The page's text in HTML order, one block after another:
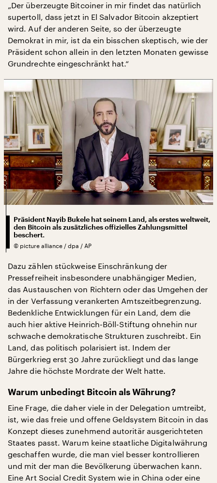
„Der überzeugte Bitcoiner in mir findet das natürlich
supertoll, dass jetzt in El Salvador Bitcoin akzeptiert
wird. Auf der anderen Seite, so der überzeugte
Demokrat in mir, ist da ein bisschen skeptisch, wie der
Präsident schon allein in den letzten Monaten gewisse
Grundrechte eingeschränkt hat.“
Präsident Nayib Bukele hat seinem Land, als erstes weltweit,
den Bitcoin als zusätzliches offizielles Zahlungsmittel
beschert.
© picture alliance / dpa / AP
Dazu zählen stückweise Einschränkung der
Pressefreiheit insbesondere unabhängiger Medien,
das Austauschen von Richtern oder das Umgehen der
in der Verfassung verankerten Amtszeitbegrenzung.
Bedenkliche Entwicklungen für ein Land, dem die
auch hier aktive Heinrich-Böll-Stiftung ohnehin nur
schwache demokratische Strukturen zuschreibt. Ein
Land, das politisch polarisiert ist. Indem der
Bürgerkrieg erst 30 Jahre zurückliegt und das lange
Jahre die höchste Mordrate der Welt hatte.
Warum unbedingt Bitcoin als Währung?
Eine Frage, die daher viele in der Delegation umtreibt,
ist, wie das freie und offene Geldsystem Bitcoin in das
Konzept dieses zunehmend autoritär ausgerichteten
Staates passt. Warum keine staatliche Digitalwährung
geschaffen wurde, die man viel besser kontrollieren
und mit der man die Bevölkerung überwachen kann.
Eine Art Social Credit System wie in China oder eine